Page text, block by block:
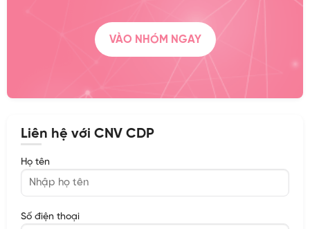
VÀO NHÓM NGAY
Liên hệ với CNV CDP
Họ tên
Số điện thoại